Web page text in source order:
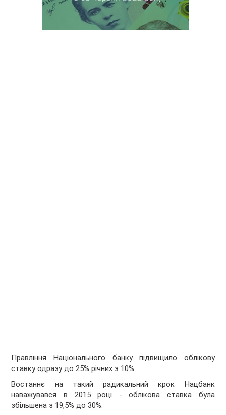
Правління Національного банку підвищило облікову
ставку одразу до 25% річних з 10%.
Востаннє на такий радикальний крок Нацбанк
наважувався в 2015 році - облікова ставка була
збільшена з 19,5% до 30%.